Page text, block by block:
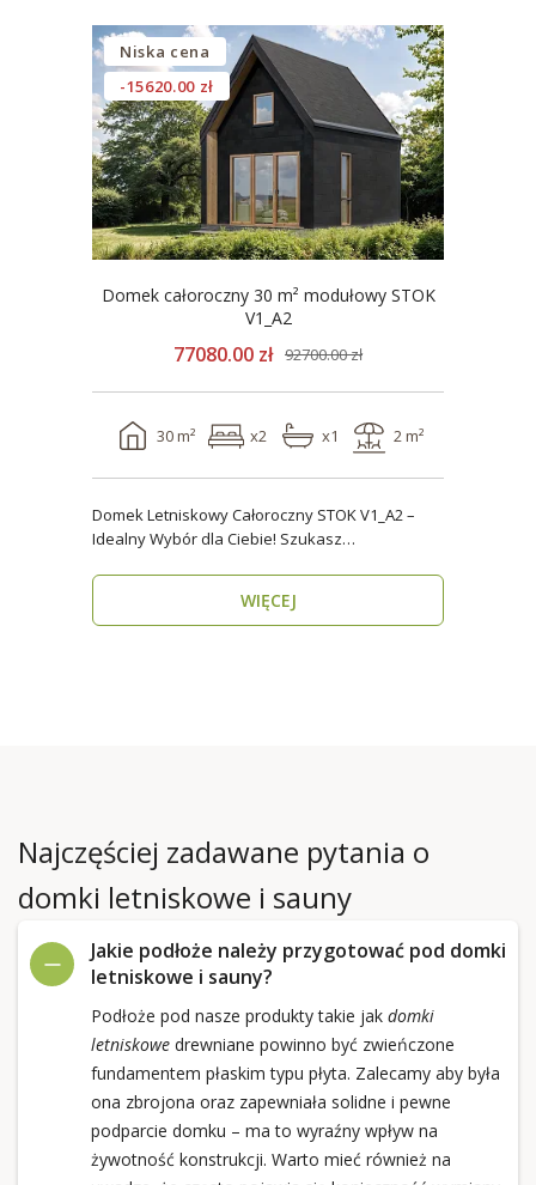
Niska cena
-15620.00 zł
Domek całoroczny 30 m² modułowy STOK
V1_A2
77080.00 zł 92700.00 zł
30 m² x2 x1 2 m²
Domek Letniskowy Całoroczny STOK V1_A2 –
Idealny Wybór dla Ciebie! Szukasz
WIĘCEJ
Najczęściej zadawane pytania o
domki letniskowe i sauny
Jakie podłoże należy przygotować pod domki
letniskowe i sauny?
Podłoże pod nasze produkty takie jak domki
letniskowedrewniane powinno być zwieńczone
fundamentem płaskim typu płyta. Zalecamy aby była
ona zbrojona oraz zapewniała solidne i pewne
podparcie domku – ma to wyraźny wpływ na
żywotność konstrukcji. Warto mieć również na